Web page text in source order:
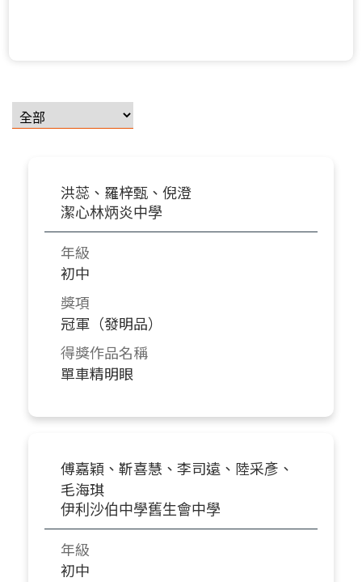
洪蕊、羅梓甄、倪澄
潔心林炳炎中學
年級
初中
獎項
冠軍（發明品）
得獎作品名稱
單車精明眼
傅嘉穎、靳喜慧、李司遠、陸采彥、
毛海琪
伊利沙伯中學舊生會中學
年級
初中